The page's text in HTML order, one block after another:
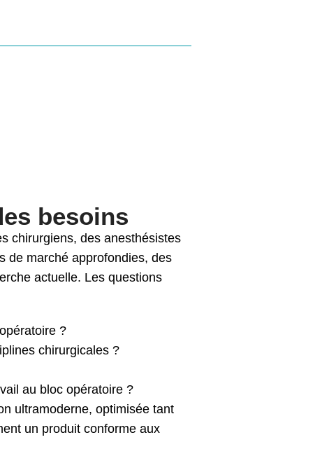
besoins
chirurgiens, des anesthésistes
de marché approfondies, des
actuelle. Les questions
?
chirurgicales ?
au bloc opératoire ?
ultramoderne, optimisée tant
un produit conforme aux